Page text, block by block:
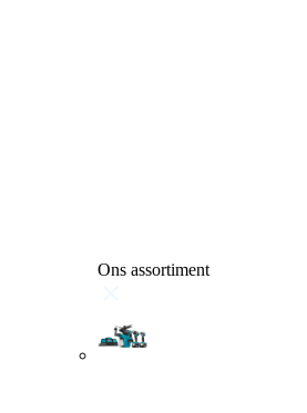
Ons assortiment